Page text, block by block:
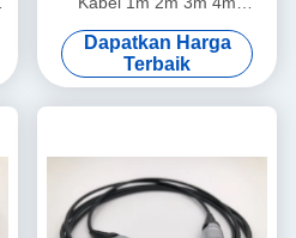
Custom Length Kabel Data
OEM
Dapatkan Harga
Terbaik